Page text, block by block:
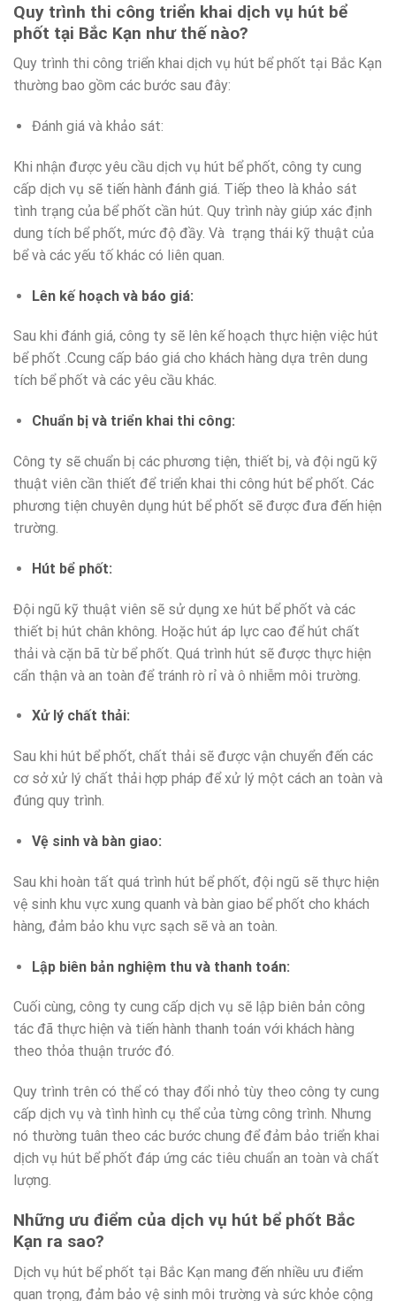
Quy trình thi công triển khai dịch vụ hút bể
phốt tại Bắc Kạn như thế nào?
Quy trình thi công triển khai dịch vụ hút bể phốt tại Bắc Kạn
thường bao gồm các bước sau đây:
Đánh giá và khảo sát:
Khi nhận được yêu cầu dịch vụ hút bể phốt, công ty cung
cấp dịch vụ sẽ tiến hành đánh giá. Tiếp theo là khảo sát
tình trạng của bể phốt cần hút. Quy trình này giúp xác định
dung tích bể phốt, mức độ đầy. Và trạng thái kỹ thuật của
bể và các yếu tố khác có liên quan.
Lên kế hoạch và báo giá:
Sau khi đánh giá, công ty sẽ lên kế hoạch thực hiện việc hút
bể phốt .Ccung cấp báo giá cho khách hàng dựa trên dung
tích bể phốt và các yêu cầu khác.
Chuẩn bị và triển khai thi công:
Công ty sẽ chuẩn bị các phương tiện, thiết bị, và đội ngũ kỹ
thuật viên cần thiết để triển khai thi công hút bể phốt. Các
phương tiện chuyên dụng hút bể phốt sẽ được đưa đến hiện
trường.
Hút bể phốt:
Đội ngũ kỹ thuật viên sẽ sử dụng xe hút bể phốt và các
thiết bị hút chân không. Hoặc hút áp lực cao để hút chất
thải và cặn bã từ bể phốt. Quá trình hút sẽ được thực hiện
cẩn thận và an toàn để tránh rò rỉ và ô nhiễm môi trường.
Xử lý chất thải:
Sau khi hút bể phốt, chất thải sẽ được vận chuyển đến các
cơ sở xử lý chất thải hợp pháp để xử lý một cách an toàn và
đúng quy trình.
Vệ sinh và bàn giao:
Sau khi hoàn tất quá trình hút bể phốt, đội ngũ sẽ thực hiện
vệ sinh khu vực xung quanh và bàn giao bể phốt cho khách
hàng, đảm bảo khu vực sạch sẽ và an toàn.
Lập biên bản nghiệm thu và thanh toán:
Cuối cùng, công ty cung cấp dịch vụ sẽ lập biên bản công
tác đã thực hiện và tiến hành thanh toán với khách hàng
theo thỏa thuận trước đó.
Quy trình trên có thể có thay đổi nhỏ tùy theo công ty cung
cấp dịch vụ và tình hình cụ thể của từng công trình. Nhưng
nó thường tuân theo các bước chung để đảm bảo triển khai
dịch vụ hút bể phốt đáp ứng các tiêu chuẩn an toàn và chất
lượng.
Những ưu điểm của dịch vụ hút bể phốt Bắc
Kạn ra sao?
Dịch vụ hút bể phốt tại Bắc Kạn mang đến nhiều ưu điểm
quan trọng, đảm bảo vệ sinh môi trường và sức khỏe cộng